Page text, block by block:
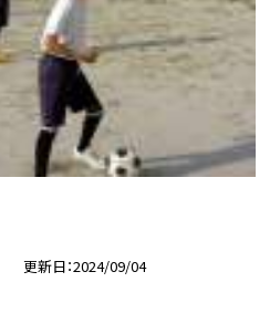
更新日 2024/09/04